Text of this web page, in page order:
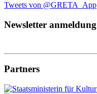
Tweets von @GRETA_App
Newsletter anmeldung
Partners